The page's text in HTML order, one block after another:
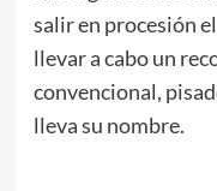
salir en procesión
llevar a cabo un
convencional,
lleva su nombre.